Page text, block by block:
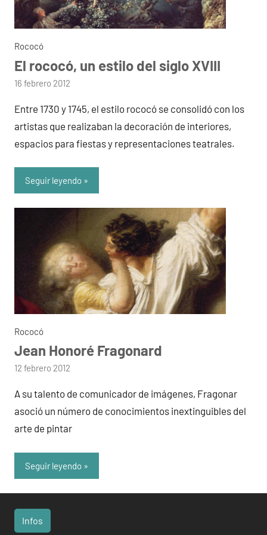
Rococó
El rococó, un estilo del siglo XVIII
por
16 febrero 2012
Entre 1730 y 1745, el estilo rococó se consolidó con los
artistas que realizaban la decoración de interiores,
espacios para fiestas y representaciones teatrales.
Seguir leyendo
Rococó
Jean Honoré Fragonard
por
12 febrero 2012
A su talento de comunicador de imágenes, Fragonar
asoció un número de conocimientos inextinguibles del
arte de pintar
Seguir leyendo
Infos